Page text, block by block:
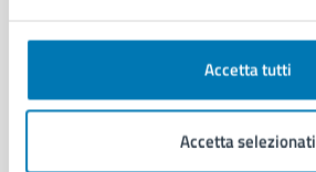
Accetta tutti
Accetta selezionati
AMMINISTRAZIONE
Organi di governo